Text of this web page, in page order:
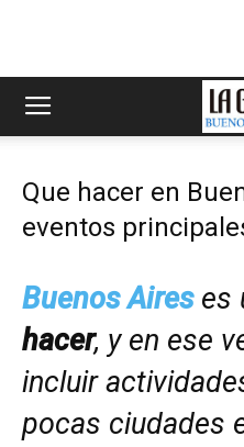
Que hacer en
eventos
Buenos Aireses
hacer, y en ese
incluir
pocas ciudades